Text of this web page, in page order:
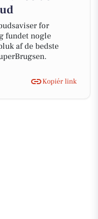
for
fundet nogle
af de bedste
Kopiér link